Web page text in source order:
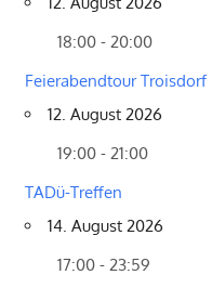
18:00 - 20:00
Feierabendtour Troisdorf
12. August 2026
19:00 - 21:00
TADü-Treffen
14. August 2026
17:00 - 23:59